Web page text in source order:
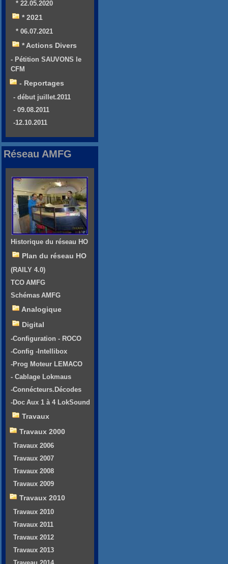
* 22.05.2020
* 2021
* 06.07.2021
* Actions Divers
- Pétition SAUVONS le
CFM
- Reportages
- début juillet.2011
- 09.08.2011
-12.10.2011
Réseau AMFG
Historique du réseau HO
Plan du réseau HO
(RAILY 4.0)
TCO AMFG
Schémas AMFG
Analogique
Digital
-Configuration - ROCO
-Config -Intellibox
-Prog Moteur LEMACO
- Cablage Lokmaus
-Connécteurs.Décodes
-Doc Aux 1 à 4 LokSound
Travaux
Travaux 2000
Travaux 2006
Travaux 2007
Travaux 2008
Travaux 2009
Travaux 2010
Travaux 2010
Travaux 2011
Travaux 2012
Travaux 2013